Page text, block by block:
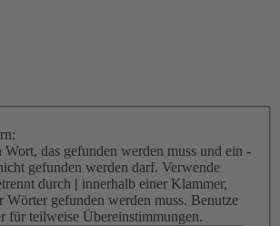
Wort, das gefunden werden muss und ein -
gefunden werden darf. Verwende
durch | innerhalb einer Klammer,
Wörter gefunden werden muss. Benutze
für teilweise Übereinstimmungen.